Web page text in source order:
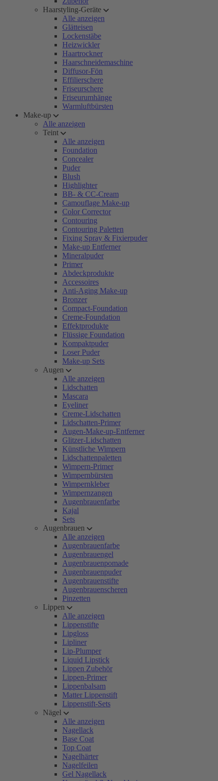
Haarstyling-Geräte
Alle anzeigen
Glätteisen
Lockenstäbe
Heizwickler
Haartrockner
Haarschneidemaschine
Diffusor-Fön
Effilierschere
Friseurschere
Friseurumhänge
Warmluftbürsten
Make-up
Alle anzeigen
Teint
Alle anzeigen
Foundation
Concealer
Puder
Blush
Highlighter
BB- & CC-Cream
Camouflage Make-up
Color Corrector
Contouring
Contouring Paletten
Fixing Spray & Fixierpuder
Make-up Entferner
Mineralpuder
Primer
Abdeckprodukte
Accessoires
Anti-Aging Make-up
Bronzer
Compact-Foundation
Creme-Foundation
Effektprodukte
Flüssige Foundation
Kompaktpuder
Loser Puder
Make-up Sets
Augen
Alle anzeigen
Lidschatten
Mascara
Eyeliner
Creme-Lidschatten
Lidschatten-Primer
Augen-Make-up-Entferner
Glitzer-Lidschatten
Künstliche Wimpern
Lidschattenpaletten
Wimpern-Primer
Wimpernbürsten
Wimpernkleber
Wimpernzangen
Augenbrauenfarbe
Kajal
Sets
Augenbrauen
Alle anzeigen
Augenbrauenfarbe
Augenbrauengel
Augenbrauenpomade
Augenbrauenpuder
Augenbrauenstifte
Augenbrauenscheren
Pinzetten
Lippen
Alle anzeigen
Lippenstifte
Lipgloss
Lipliner
Lip-Plumper
Liquid Lipstick
Lippen Zubehör
Lippen-Primer
Lippenbalsam
Matter Lippenstift
Lippenstift-Sets
Nägel
Alle anzeigen
Nagellack
Base Coat
Top Coat
Nagelhärter
Nagelfeilen
Gel Nagellack